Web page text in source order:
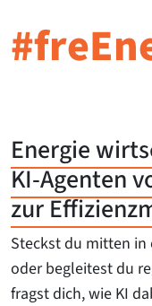
Energie
KI-Agenten
zur
Steckst du mitten in
oder begleitest du
fragst dich, wie KI